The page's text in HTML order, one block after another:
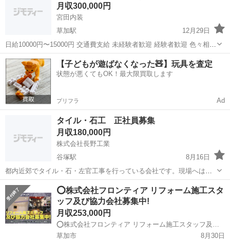
月収300,000円
宮田内装
草加駅
12月29日
日給10000円〜15000円 交通費支給 未経験者歓迎 経験者歓迎 色々相談
にのりますのでお気軽にご連絡下さい！ やる気があれば給料は、無限
大に上がります！
埼玉 草加市 草加駅 内装職人 給料
【子どもが遊ばなくなった🧸】玩具を査定
状態が悪くてもOK！最大限買取します
プリフラ Ad
タイル・石工 正社員募集
月収180,000円
株式会社長野工業
谷塚駅
8月16日
都内近郊でタイル・石・左官工事を行っている会社です。現場へは社
用車の乗合及び直行直帰していただけます。 初心者の方でも親切丁寧
に指導しますので、安心してご応募下さい。 日給月給制８．０００円
～１７．０００円 各種手当有...
埼玉 谷塚駅
⭕株式会社フロンティア リフォーム施工スタ
ッフ及び協力会社募集中!
月収253,000円
草加市
8月30日